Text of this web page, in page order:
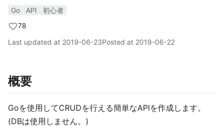
Go API
初心者
78
Last updated at 2019-06-23Posted at 2019-06-22
概要
Goを使用してCRUDを行える簡単なAPIを作成します。
(DBは使用しません。)